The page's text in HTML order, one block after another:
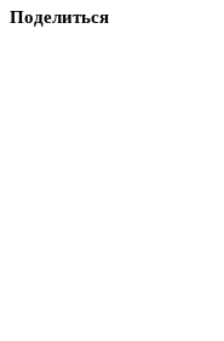
Поделиться